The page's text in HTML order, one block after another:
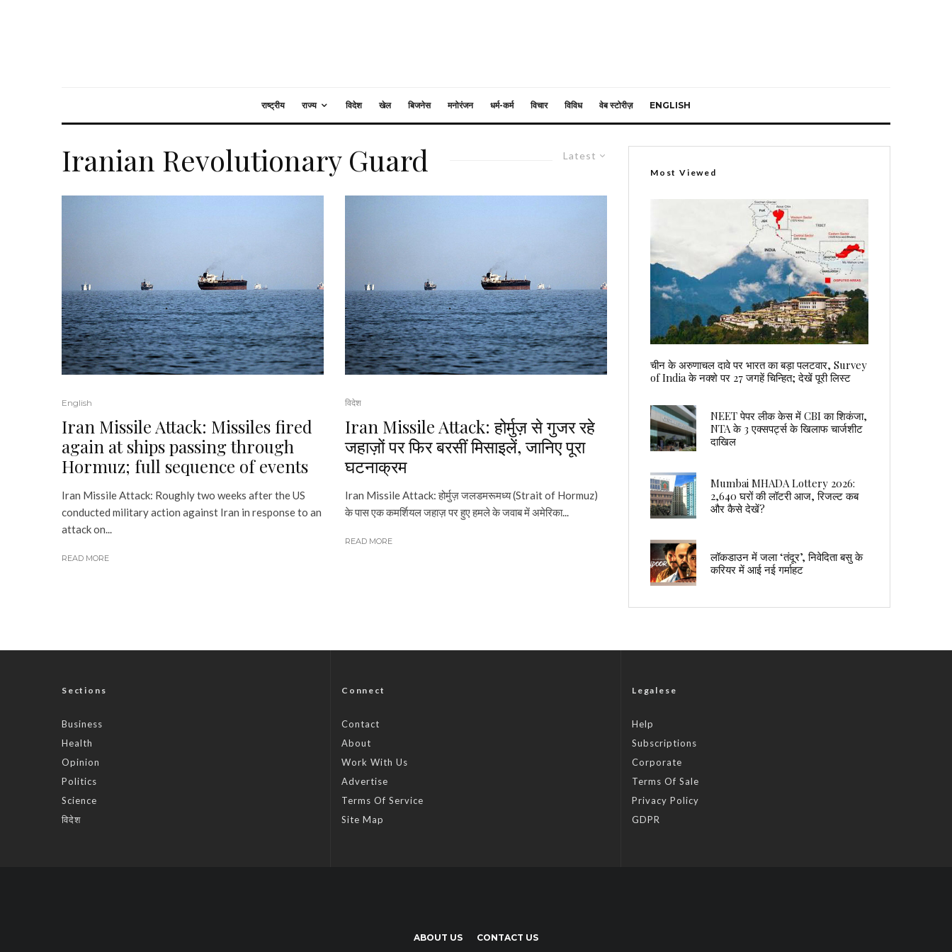
राष्ट्रीय राज्य विदेश खेल बिजनेस मनोरंजन धर्म-कर्म विचार विविध वेब स्टोरीज़ ENGLISH
Latest
Iranian Revolutionary Guard
English
Iran Missile Attack: Missiles fired
again at ships passing through
Hormuz; full sequence of events
Iran Missile Attack: Roughly two weeks after the US
conducted military action against Iran in response to an
attack on...
READ MORE
विदेश
Iran Missile Attack: होर्मुज़ से गुजर रहे
जहाज़ों पर फिर बरसीं मिसाइलें, जानिए पूरा
घटनाक्रम
Iran Missile Attack: होर्मुज़ जलडमरूमध्य (Strait of Hormuz)
के पास एक कमर्शियल जहाज़ पर हुए हमले के जवाब में अमेरिका...
READ MORE
Most Viewed
चीन के अरुणाचल दावे पर भारत का बड़ा पलटवार, Survey
of India के नक्शे पर 27 जगहें चिन्हित; देखें पूरी लिस्ट
NEET पेपर लीक केस में CBI का शिकंजा,
NTA के 3 एक्सपर्ट्स के खिलाफ चार्जशीट
दाखिल
Mumbai MHADA Lottery 2026:
2,640 घरों की लॉटरी आज, रिजल्ट कब
और कैसे देखें?
लॉकडाउन में जला ‘तंदूर’, निवेदिता बसु के
करियर में आई नई गर्माहट
Sections
Business
Health
Opinion
Politics
Science
विदेश
Connect
Contact
About
Work With Us
Advertise
Terms Of Service
Site Map
Legalese
Help
Subscriptions
Corporate
Terms Of Sale
Privacy Policy
GDPR
ABOUT US CONTACT US